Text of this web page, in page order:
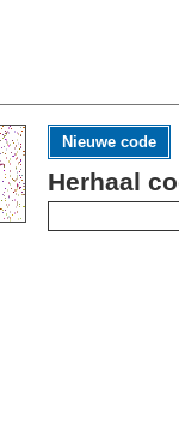
Nieuwe code
Herhaal